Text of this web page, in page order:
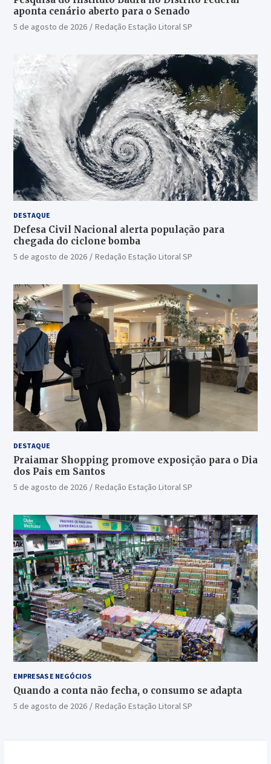
aponta cenário aberto para o Senado
5 de agosto de 2026 Redação Estação Litoral SP
DESTAQUE
Defesa Civil Nacional alerta população para
chegada do ciclone bomba
5 de agosto de 2026 Redação Estação Litoral SP
DESTAQUE
Praiamar Shopping promove exposição para o Dia
dos Pais em Santos
5 de agosto de 2026 Redação Estação Litoral SP
EMPRESAS E NEGÓCIOS
Quando a conta não fecha, o consumo se adapta
5 de agosto de 2026 Redação Estação Litoral SP